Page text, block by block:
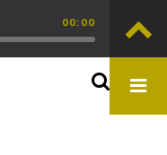
00:00